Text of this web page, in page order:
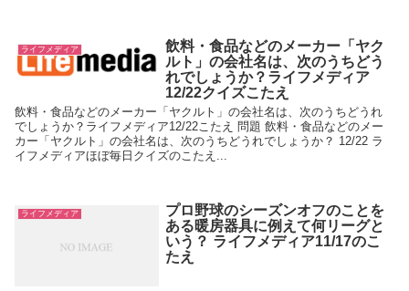
ライフメディア
飲料・食品などのメーカー「ヤク
ルト」の会社名は、次のうちどう
れでしょうか？ライフメディア
12/22クイズこたえ
飲料・食品などのメーカー「ヤクルト」の会社名は、次のうちどうれ
でしょうか？ライフメディア12/22こたえ 問題 飲料・食品などのメー
カー「ヤクルト」の会社名は、次のうちどうれでしょうか？ 12/22 ラ
イフメディアほぼ毎日クイズのこたえ...
ライフメディア
プロ野球のシーズンオフのことを
ある暖房器具に例えて何リーグと
いう？ ライフメディア11/17のこ
たえ